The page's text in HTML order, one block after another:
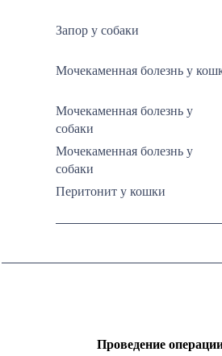
Запор у собаки
Мочекаменная болезнь у
Мочекаменная болезнь у
собаки
Мочекаменная болезнь у
собаки
Перитонит у кошки
Проведение